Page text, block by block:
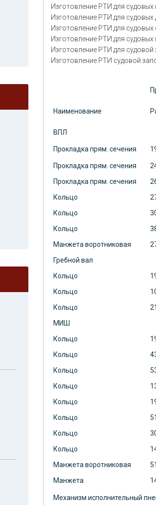
Изготовление РТИ для
Изготовление РТИ для судовых
Изготовление РТИ для судовых
Изготовление РТИ для судовых
Изготовление РТИ для судовой
Изготовление РТИ судовой
Наименование
ВПЛ
Прокладка прям. сечения
Прокладка прям. сечения
Прокладка прям. сечения
Кольцо
Кольцо
Кольцо
Манжета воротниковая
Гребной вал
Кольцо
Кольцо
Кольцо
МИШ
Кольцо
Кольцо
Кольцо
Кольцо
Кольцо
Кольцо
Кольцо
Кольцо
Манжета воротниковая
Манжета
Механизм исполнительный